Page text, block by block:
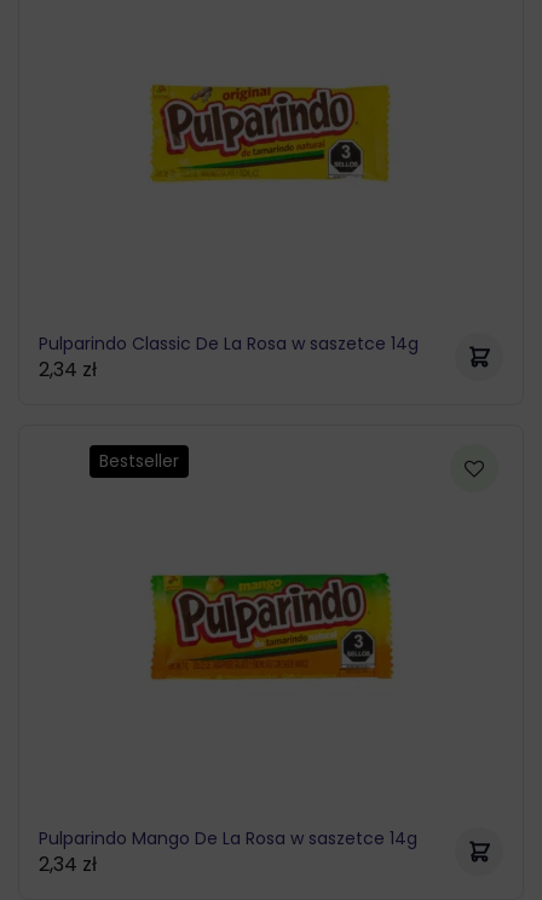
Pulparindo Classic De La Rosa w saszetce 14g
2,34 zł
Bestseller
Pulparindo Mango De La Rosa w saszetce 14g
2,34 zł